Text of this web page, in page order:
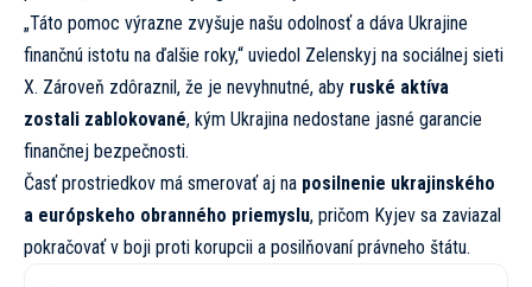
„Táto pomoc výrazne zvyšuje našu odolnosť a dáva Ukrajine
finančnú istotu na ďalšie roky,“ uviedol Zelenskyj na sociálnej sieti
X. Zároveň zdôraznil, že je nevyhnutné, aby ruské aktíva
zostali zablokované, kým Ukrajina nedostane jasné garancie
finančnej bezpečnosti.
Časť prostriedkov má smerovať aj na posilnenie ukrajinského
a európskeho obranného priemyslu, pričom Kyjev sa zaviazal
pokračovať v boji proti korupcii a posilňovaní právneho štátu.